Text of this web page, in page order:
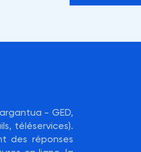
- GED,
téléservices).
des réponses